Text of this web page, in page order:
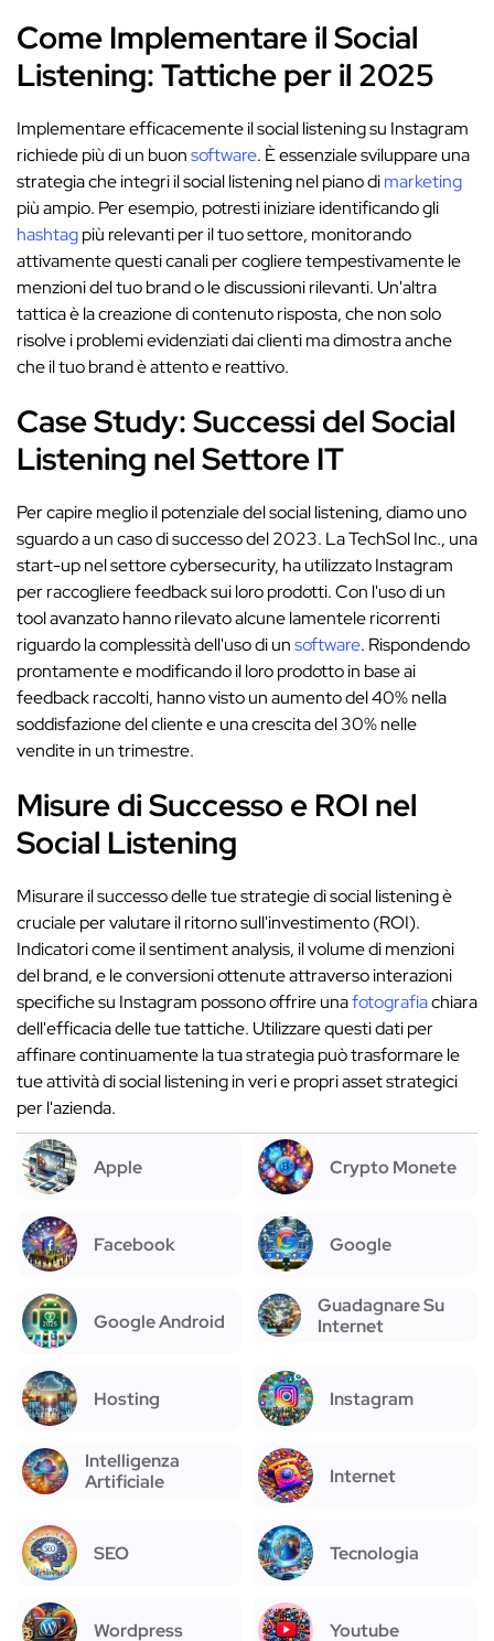
Come Implementare il Social
Listening: Tattiche per il 2025
Implementare efficacemente il social listening su Instagram
richiede più di un buonsoftware. È essenziale sviluppare una
strategia che integri il social listening nel piano dimarketing
più ampio. Per esempio, potresti iniziare identificando gli
hashtagpiù relevanti per il tuo settore, monitorando
attivamente questi canali per cogliere tempestivamente le
menzioni del tuo brand o le discussioni rilevanti. Un'altra
tattica è la creazione di contenuto risposta, che non solo
risolve i problemi evidenziati dai clienti ma dimostra anche
che il tuo brand è attento e reattivo.
Case Study: Successi del Social
Listening nel Settore IT
Per capire meglio il potenziale del social listening, diamo uno
sguardo a un caso di successo del 2023. La TechSol Inc., una
start-up nel settore cybersecurity, ha utilizzato Instagram
per raccogliere feedback sui loro prodotti. Con l'uso di un
tool avanzato hanno rilevato alcune lamentele ricorrenti
riguardo la complessità dell'uso di unsoftware. Rispondendo
prontamente e modificando il loro prodotto in base ai
feedback raccolti, hanno visto un aumento del 40% nella
soddisfazione del cliente e una crescita del 30% nelle
vendite in un trimestre.
Misure di Successo e ROI nel
Social Listening
Misurare il successo delle tue strategie di social listening è
cruciale per valutare il ritorno sull'investimento (ROI).
Indicatori come il sentiment analysis, il volume di menzioni
del brand, e le conversioni ottenute attraverso interazioni
specifiche su Instagram possono offrire unafotografiachiara
dell'efficacia delle tue tattiche. Utilizzare questi dati per
affinare continuamente la tua strategia può trasformare le
tue attività di social listening in veri e propri asset strategici
per l'azienda.
Apple Crypto Monete
Facebook Google
Google Android
Guadagnare Su
Internet
Hosting Instagram
Intelligenza
Artificiale
Internet
SEO Tecnologia
Wordpress Youtube